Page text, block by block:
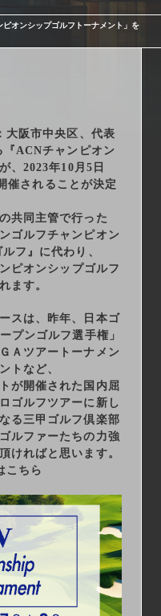
arrow_right_alt
arrow_right_alt
arrow_right_alt
arrow_right_alt
ピオンシップゴルフトーナメント」を
大阪市中央区、代表
ACNチャンピオン
、2023年10月5日
催されることが決定
共同主管で行った
ゴルフチャンピオン
フ』に代わり、
ピオンシップゴルフ
ます。
スは、昨年、日本ゴ
プンゴルフ選手権」
Ａツアートーナメン
トなど、
が開催された国内屈
ゴルフツアーに新し
る三甲ゴルフ倶楽部
ルファーたちの力強
ければと思います。
こちら